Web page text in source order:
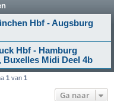
Hbf - Augsburg
Hbf - Hamburg
Midi Deel 4b
1 van 1
Ga naar